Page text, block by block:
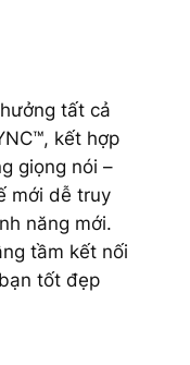
tất cả
kết hợp
giọng nói –
mới dễ truy
năng mới.
tầm kết nối
tốt đẹp